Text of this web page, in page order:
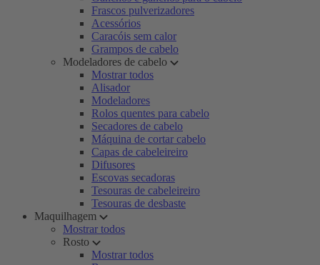
Frascos pulverizadores
Acessórios
Caracóis sem calor
Grampos de cabelo
Modeladores de cabelo
Mostrar todos
Alisador
Modeladores
Rolos quentes para cabelo
Secadores de cabelo
Máquina de cortar cabelo
Capas de cabeleireiro
Difusores
Escovas secadoras
Tesouras de cabeleireiro
Tesouras de desbaste
Maquilhagem
Mostrar todos
Rosto
Mostrar todos